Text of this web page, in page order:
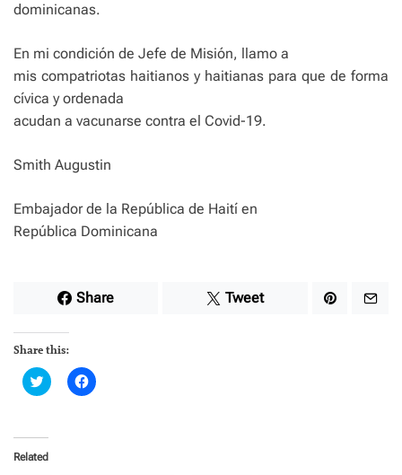
dominicanas.
En mi condición de Jefe de Misión, llamo a
mis compatriotas haitianos y haitianas para que de forma
cívica y ordenada
acudan a vacunarse contra el Covid-19.
Smith Augustin
Embajador de la República de Haití en
República Dominicana
Share Tweet
Share this:
C
l
t
o
s
C
l
Related